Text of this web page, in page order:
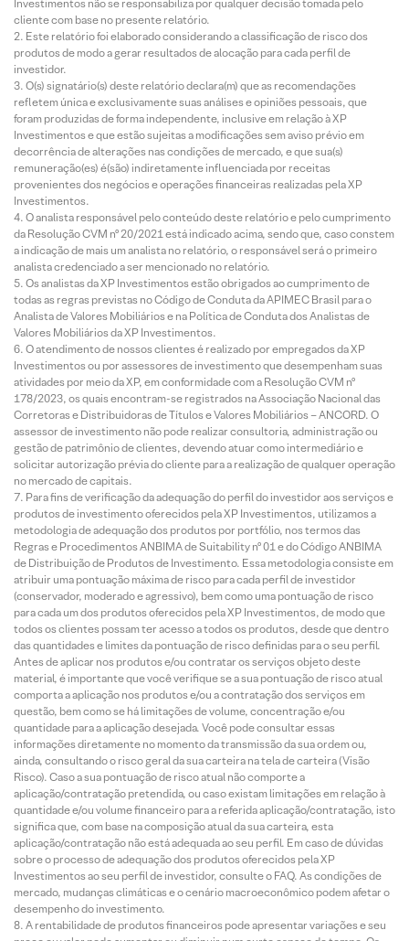
Investimentos não se responsabiliza por qualquer decisão tomada pelo
cliente com base no presente relatório.
Este relatório foi elaborado considerando a classificação de risco dos
produtos de modo a gerar resultados de alocação para cada perfil de
investidor.
O(s) signatário(s) deste relatório declara(m) que as recomendações
refletem única e exclusivamente suas análises e opiniões pessoais, que
foram produzidas de forma independente, inclusive em relação à XP
Investimentos e que estão sujeitas a modificações sem aviso prévio em
decorrência de alterações nas condições de mercado, e que sua(s)
remuneração(es) é(são) indiretamente influenciada por receitas
provenientes dos negócios e operações financeiras realizadas pela XP
Investimentos.
O analista responsável pelo conteúdo deste relatório e pelo cumprimento
da Resolução CVM nº 20/2021 está indicado acima, sendo que, caso constem
a indicação de mais um analista no relatório, o responsável será o primeiro
analista credenciado a ser mencionado no relatório.
Os analistas da XP Investimentos estão obrigados ao cumprimento de
todas as regras previstas no Código de Conduta da APIMEC Brasil para o
Analista de Valores Mobiliários e na Política de Conduta dos Analistas de
Valores Mobiliários da XP Investimentos.
O atendimento de nossos clientes é realizado por empregados da XP
Investimentos ou por assessores de investimento que desempenham suas
atividades por meio da XP, em conformidade com a Resolução CVM nº
178/2023, os quais encontram-se registrados na Associação Nacional das
Corretoras e Distribuidoras de Títulos e Valores Mobiliários – ANCORD. O
assessor de investimento não pode realizar consultoria, administração ou
gestão de patrimônio de clientes, devendo atuar como intermediário e
solicitar autorização prévia do cliente para a realização de qualquer operação
no mercado de capitais.
Para fins de verificação da adequação do perfil do investidor aos serviços e
produtos de investimento oferecidos pela XP Investimentos, utilizamos a
metodologia de adequação dos produtos por portfólio, nos termos das
Regras e Procedimentos ANBIMA de Suitability nº 01 e do Código ANBIMA
de Distribuição de Produtos de Investimento. Essa metodologia consiste em
atribuir uma pontuação máxima de risco para cada perfil de investidor
(conservador, moderado e agressivo), bem como uma pontuação de risco
para cada um dos produtos oferecidos pela XP Investimentos, de modo que
todos os clientes possam ter acesso a todos os produtos, desde que dentro
das quantidades e limites da pontuação de risco definidas para o seu perfil.
Antes de aplicar nos produtos e/ou contratar os serviços objeto deste
material, é importante que você verifique se a sua pontuação de risco atual
comporta a aplicação nos produtos e/ou a contratação dos serviços em
questão, bem como se há limitações de volume, concentração e/ou
quantidade para a aplicação desejada. Você pode consultar essas
informações diretamente no momento da transmissão da sua ordem ou,
ainda, consultando o risco geral da sua carteira na tela de carteira (Visão
Risco). Caso a sua pontuação de risco atual não comporte a
aplicação/contratação pretendida, ou caso existam limitações em relação à
quantidade e/ou volume financeiro para a referida aplicação/contratação, isto
significa que, com base na composição atual da sua carteira, esta
aplicação/contratação não está adequada ao seu perfil. Em caso de dúvidas
sobre o processo de adequação dos produtos oferecidos pela XP
Investimentos ao seu perfil de investidor, consulte o FAQ. As condições de
mercado, mudanças climáticas e o cenário macroeconômico podem afetar o
desempenho do investimento.
A rentabilidade de produtos financeiros pode apresentar variações e seu